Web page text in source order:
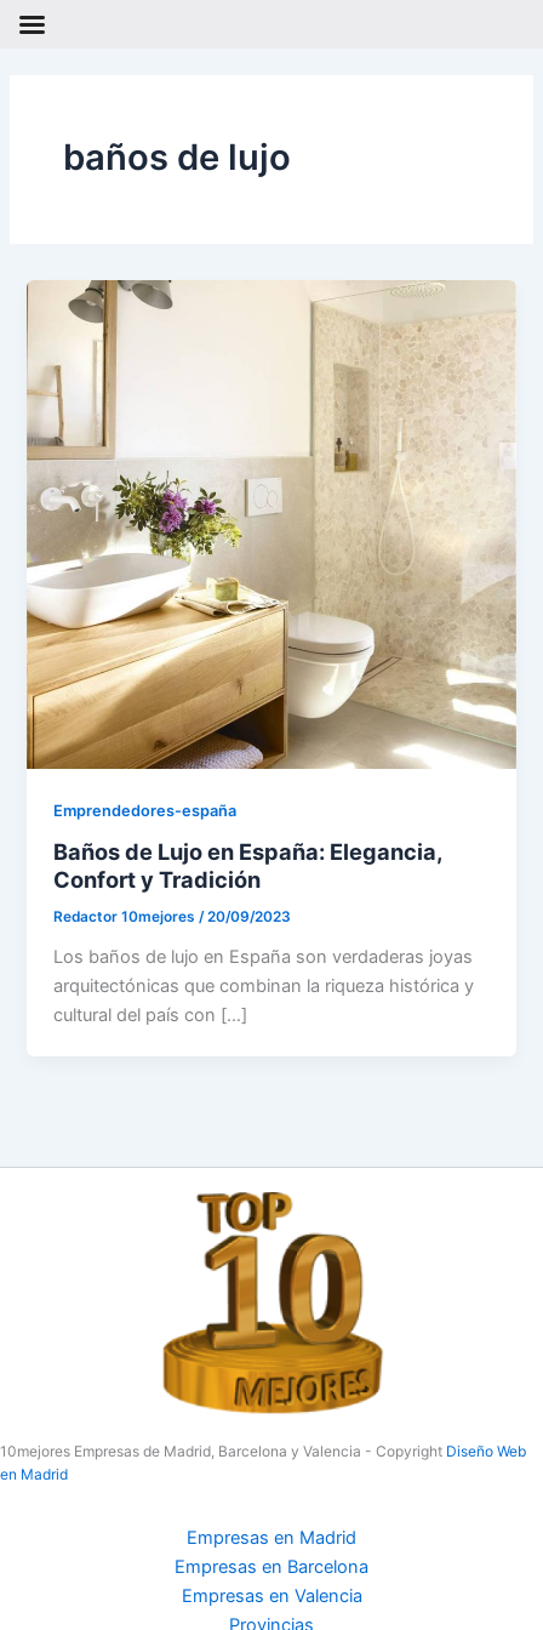
baños de lujo
Emprendedores-españa
Baños de Lujo en España: Elegancia,
Confort y Tradición
Redactor 10mejores/20/09/2023
Los baños de lujo en España son verdaderas joyas
arquitectónicas que combinan la riqueza histórica y
cultural del país con […]
10mejores Empresas de Madrid, Barcelona y Valencia - Copyright Diseño Web
en Madrid
Empresas en Madrid
Empresas en Barcelona
Empresas en Valencia
Provincias